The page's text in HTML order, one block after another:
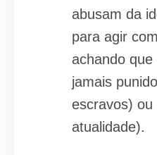
abusam da
para agir
achando
jamais
escravos)
atualidade).